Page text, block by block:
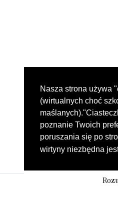
Nasza strona używa
(wirtualnych choć
poznanie Twoich
poruszania się po
wirtyny niezbędna